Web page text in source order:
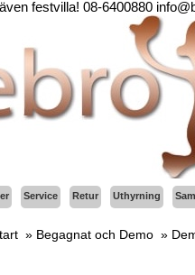
festvilla! 08-6400880
Service Retur Uthyrning
» Begagnat och Demo »